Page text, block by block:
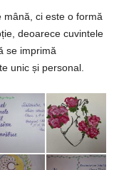
ci este o formă
deoarece cuvintele
se imprimă
unic și personal.